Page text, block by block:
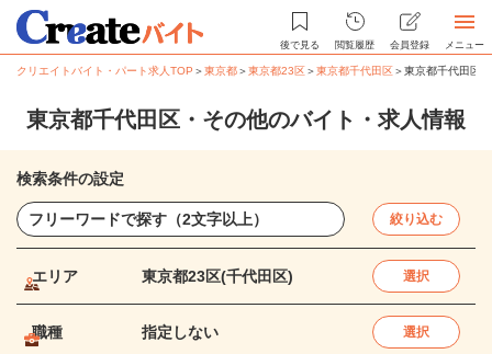
後で見る 閲覧履歴 会員登録 メニュー
クリエイトバイト・パート求人TOP ＞東京都＞東京都23区＞東京都千代田区＞東京都千代田区
東京都千代田区・その他のバイト・求人情報
検索条件の設定
絞り込む
エリア 東京都23区(千代田区) 選択
職種 指定しない 選択